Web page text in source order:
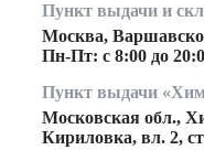
Пункт выдачи и
Москва,
Пн-Пт: с 8:00 до
Пункт выдачи
Московская обл.,
Кириловка, вл. 2,